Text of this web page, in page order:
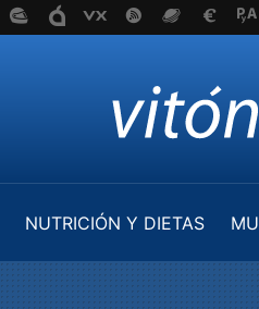
NUTRICIÓN Y DIETAS